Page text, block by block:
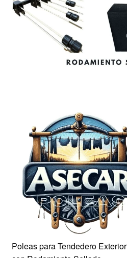
Poleas para Tendedero Exterior